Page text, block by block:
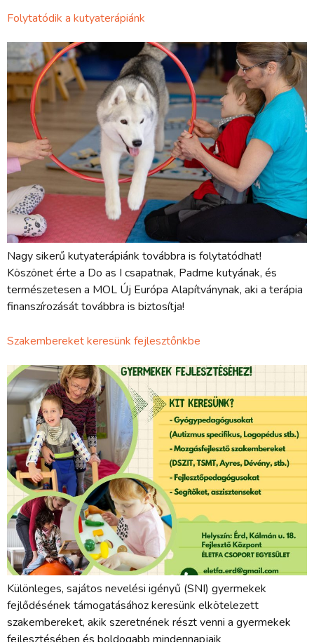
Folytatódik a kutyaterápiánk
Nagy sikerű kutyaterápiánk továbbra is folytatódhat!
Köszönet érte a Do as I csapatnak, Padme kutyának, és
természetesen a MOL Új Európa Alapítványnak, aki a terápia
finanszírozását továbbra is biztosítja!
Szakembereket keresünk fejlesztőnkbe
Különleges, sajátos nevelési igényű (SNI) gyermekek
fejlődésének támogatásához keresünk elkötelezett
szakembereket, akik szeretnének részt venni a gyermekek